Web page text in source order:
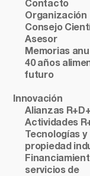
Contacto
Organización
Consejo
Asesor
Memorias
40 años
futuro
Innovación
Alianzas R+D+i
Actividades
Tecnologías y
propiedad
servicios de